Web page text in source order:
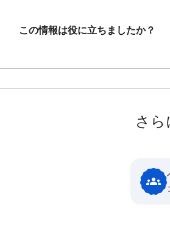
この情報は役に立ちましたか？
さ